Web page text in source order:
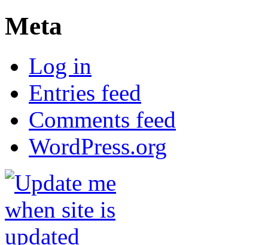
Meta
Log in
Entries feed
Comments feed
WordPress.org